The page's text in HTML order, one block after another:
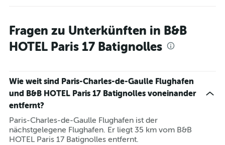
Fragen zu Unterkünften in B&B
HOTEL Paris 17 Batignolles
Wie weit sind Paris-Charles-de-Gaulle Flughafen
und B&B HOTEL Paris 17 Batignolles voneinander
entfernt?
Paris-Charles-de-Gaulle Flughafen ist der
nächstgelegene Flughafen. Er liegt 35 km vom B&B
HOTEL Paris 17 Batignolles entfernt.